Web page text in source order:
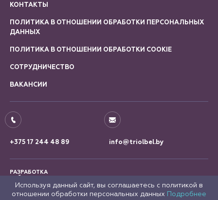
КОНТАКТЫ
ПОЛИТИКА В ОТНОШЕНИИ ОБРАБОТКИ ПЕРСОНАЛЬНЫХ
ДАННЫХ
ПОЛИТИКА В ОТНОШЕНИИ ОБРАБОТКИ COOKIE
СОТРУДНИЧЕСТВО
ВАКАНСИИ
+375 17 244 48 89 info@triolbel.by
РАЗРАБОТКА
Используя данный сайт, вы соглашаетесь с политикой в
отношении обработки персональных данных Подробнее